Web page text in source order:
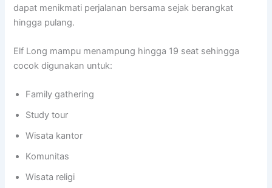
dapat menikmati perjalanan bersama sejak berangkat
hingga pulang.
Elf Long mampu menampung hingga 19 seat sehingga
cocok digunakan untuk:
Family gathering
Study tour
Wisata kantor
Komunitas
Wisata religi